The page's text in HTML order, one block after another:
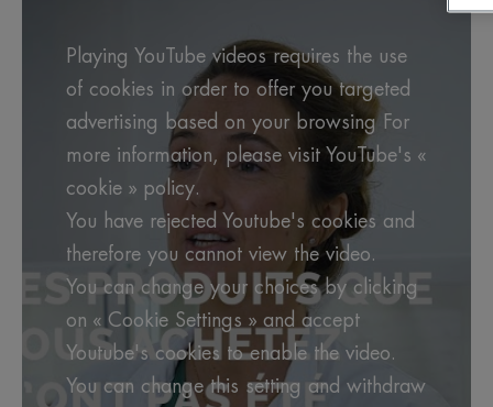
Playing YouTube videos requires the use
of cookies in order to offer you targeted
advertising based on your browsing For
more information, please visit YouTube's «
cookie » policy.
You have rejected Youtube's cookies and
therefore you cannot view the video.
You can change your choices by clicking
on « Cookie Settings » and accept
Youtube's cookies to enable the video.
You can change this setting and withdraw